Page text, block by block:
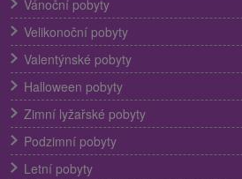
Vánoční pobyty
Velikonoční pobyty
Valentýnské pobyty
Halloween pobyty
Zimní lyžařské pobyty
Podzimní pobyty
Letní pobyty